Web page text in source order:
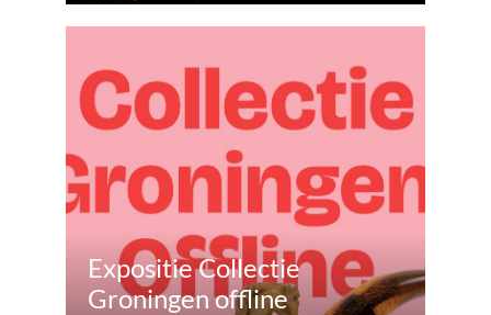
Expositie Collectie
Groningen offline